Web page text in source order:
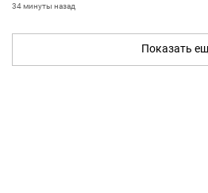
34 минуты назад
Показать